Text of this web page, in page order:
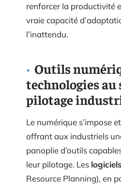
renforcer la productivité
vraie capacité
l’inattendu.
Outils
technologies au
pilotage
Le numérique s’impose
offrant aux industriels
panoplie d’outils
leur pilotage. Les
Resource Planning), en